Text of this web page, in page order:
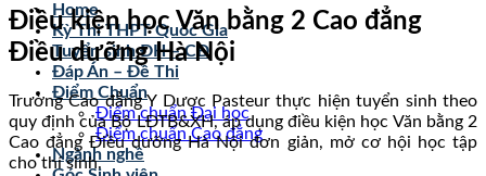
Home
Kỳ Thi THPT Quốc Gia
Tuyển sinh ĐH – CĐ
Đáp Án – Đề Thi
Điểm Chuẩn
Điểm chuẩn Đại học
Điểm chuẩn Cao đẳng
Ngành nghề
Điều kiện học Văn bằng 2 Cao đẳng
Điều dưỡng Hà Nội
Trường Cao đẳng Y Dược Pasteur thực hiện tuyển sinh theo
quy định của Bộ LĐTB&XH, áp dụng điều kiện học Văn bằng 2
Cao đẳng Điều dưỡng Hà Nội đơn giản, mở cơ hội học tập
cho thí sinh.